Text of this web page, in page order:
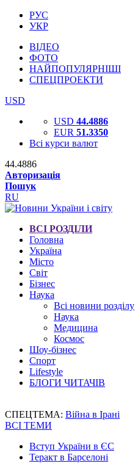
РУС
УКР
ВІДЕО
ФОТО
НАЙПОПУЛЯРНІШІ
СПЕЦПРОЕКТИ
USD
USD 44.4886
EUR 51.3350
Всі курси валют
44.4886
Авторизація
Пошук
RU
ВСІ РОЗДІЛИ
Головна
Україна
Місто
Світ
Бізнес
Наука
Всі новини розділу
Наука
Медицина
Космос
Шоу-бізнес
Спорт
Lifestyle
БЛОГИ ЧИТАЧІВ
СПЕЦТЕМА: Війна в Ірані
ВСІ ТЕМИ
Вступ України в ЄС
Теракт в Барселоні